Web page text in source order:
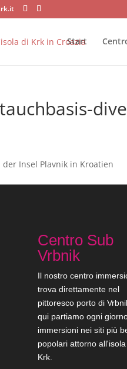
Start
Insel Plavnik in Kroatien
Centro Sub
Vrbnik
Il nostro centro
trova direttamente nel
pittoresco porto di
qui partiamo ogni
immersioni nei siti più
popolari attorno
Krk.